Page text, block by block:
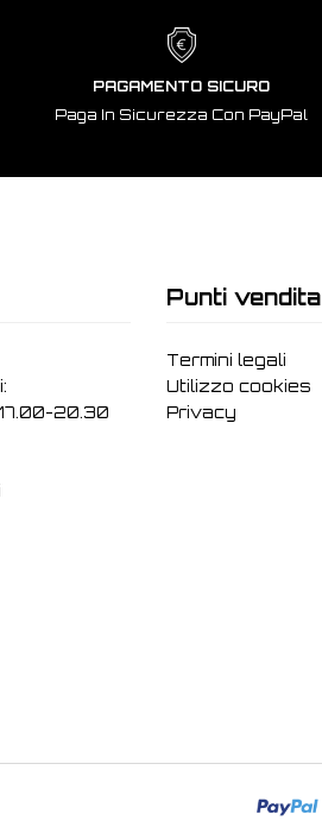
PAGAMENTO SICURO
Paga In Sicurezza Con PayPal
20.30
Punti vendita
Termini legali
Utilizzo cookies
Privacy